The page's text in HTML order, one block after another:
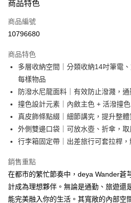
台灣樂天信用卡公司
【關於「AFTEE先享後付」】
AFTEE先享後付是「在收到商品之後才付款
２．便利：只要手機號碼，簡訊認證，即可結
３．安心：先確認商品／服務後，再付款。
【「AFTEE先享後付」結帳流程】
１．於結帳方式選擇「AFTEE先享後付」後
結帳頁面，進行簡訊認證並確認金額後，即
３．收到繳費通知簡訊後14天內，點擊此簡
ATM／網路銀行／等多元方式進行付款，方視
※ 請注意：結帳手續完成當下不需立刻繳費
購買商品的店家。未經商家同意取消之訂單
※ 交易是否成功請以「AFTEE先享後付 」之
是否繳費成功／繳費後需取消欲退款等相關
客戶支援中心」https://
【注意事項】
運送方式
【宅配】
每筆NT$90，滿NT$490(含以上)免運費
商品特色
商品編號
10796680
商品特色
多層收納空間｜分類收納14吋筆電
每樣物品
防潑水尼龍面料｜有效防止潑濺，
撞色設計元素｜內斂主色 + 活潑撞
真皮飾條點綴｜細節講究，提升整
外側雙邊口袋｜可放水壺、折傘，
行李箱固定帶｜出差旅行可套拉桿，
銷售重點
在都市的繁忙節奏中，deya Wander蒼
計成為理想夥伴。無論是通勤、旅遊還
能完美融入你的生活。其寬敞的內部空